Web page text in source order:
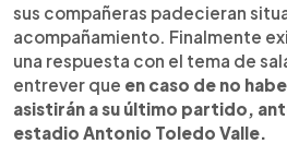
sus compañeras padecieran
acompañamiento. Finalmente
una respuesta con el tema de
entrever que en caso de no
asistirán a su último partido,
estadio Antonio Toledo Valle.